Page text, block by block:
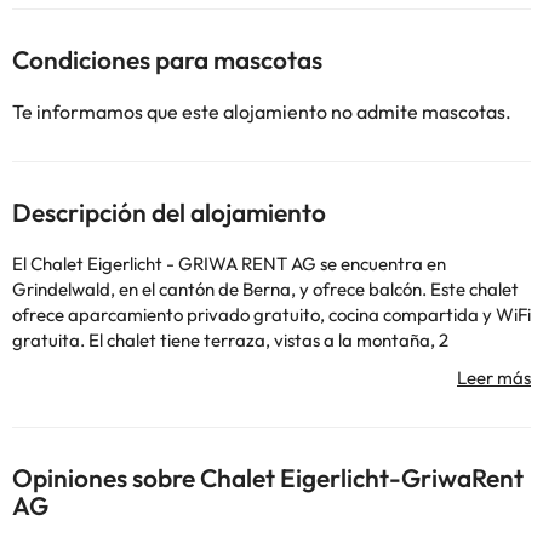
Condiciones para mascotas
Te informamos que este alojamiento no admite mascotas.
Descripción del alojamiento
El Chalet Eigerlicht - GRIWA RENT AG se encuentra en
Grindelwald, en el cantón de Berna, y ofrece balcón. Este chalet
ofrece aparcamiento privado gratuito, cocina compartida y WiFi
gratuita. El chalet tiene terraza, vistas a la montaña, 2
dormitorios, sala de estar, TV de pantalla plana, cocina equipada
con nevera y lavavajillas y baño con ducha. El chalet proporciona
de salón compartida. Giessbachfälle se encuentra a 37 km del
chalet, mientras que First está a 2,3 km. El aeropuerto más
cercano es el de Zúrich, ubicado a 147 km del Chalet Eigerlicht -
Opiniones sobre Chalet Eigerlicht-GriwaRent
AG